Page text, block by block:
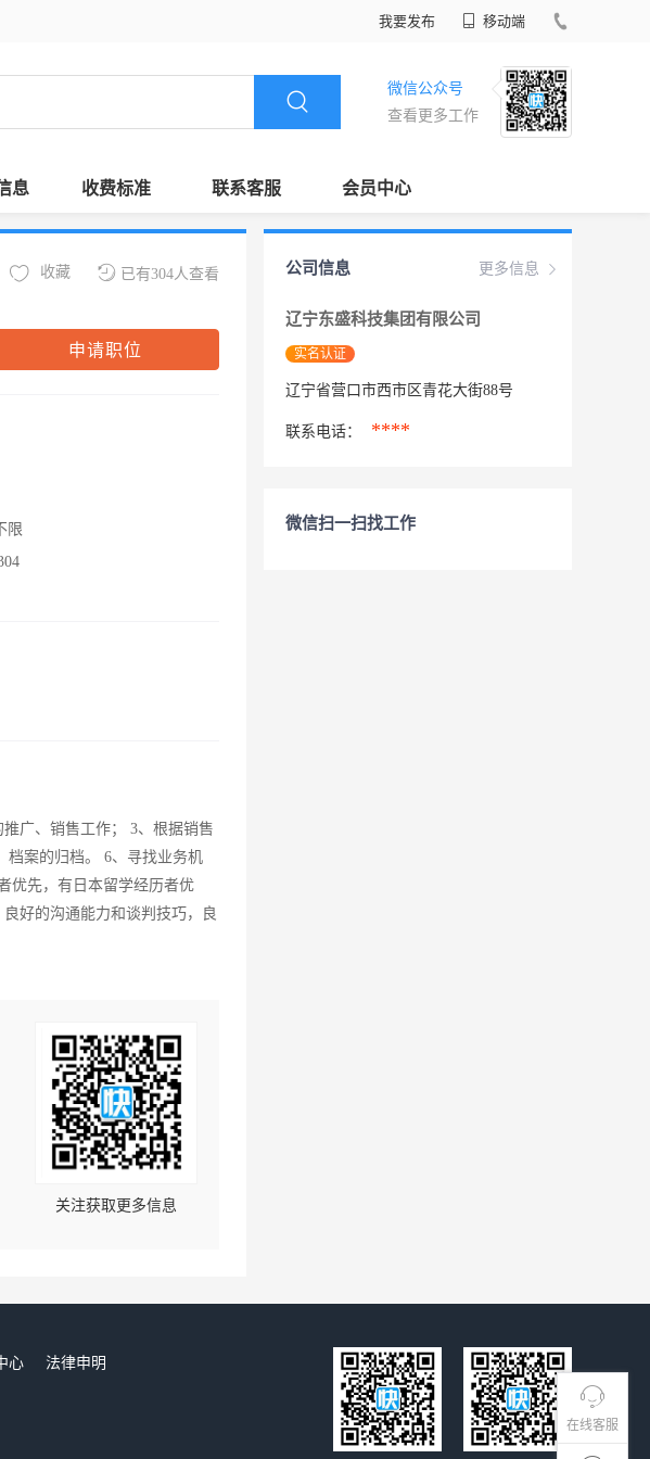
我要发布 移动端
微信公众号
查看更多工作
息 收费标准 联系客服 会员中心
在线客服
已有304人查看
收藏
申请职位
限
广、销售工作； 3、根据销售
档案的归档。 6、寻找业务机
优先，有日本留学经历者优
好的沟通能力和谈判技巧，良
关注获取更多信息
更多信息
公司信息
辽宁东盛科技集团有限公司
实名认证
辽宁省营口市西市区青花大街88号
联系电话： ****
微信扫一扫找工作
心
法律申明